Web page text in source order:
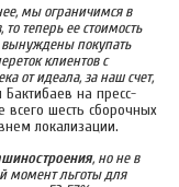
мы ограничимся в
теперь ее стоимость
вынуждены покупать
клиентов с
от идеала, за наш счет,
Бактибаев на пресс-
всего шесть сборочных
локализации.
, но не в
момент льготы для